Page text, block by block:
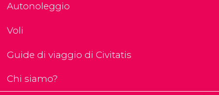
Autonoleggio
Voli
Guide di viaggio di Civitatis
Chi siamo?